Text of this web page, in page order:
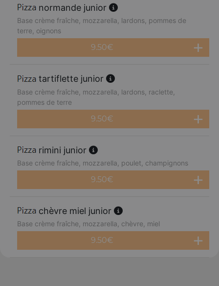
normande junior
Base crème fraîche, mozzarella, lardons, pommes de
terre, oignons
9.50€
tartiflette junior
Base crème fraîche, mozzarella, lardons, raclette,
pommes de terre
9.50€
rimini junior
Base crème fraîche, mozzarella, poulet, champignons
9.50€
chèvre miel junior
Base crème fraîche, mozzarella, chèvre, miel
9.50€